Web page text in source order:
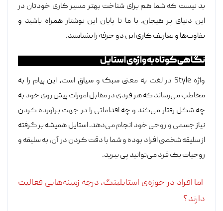
بد نیست که شما هم برای شناخت بهتر مسیر کاری خودتان در
این دنیای پر هیجان، با ما تا پایان این نوشتار همراه باشید و
تفاوت‌ها و تعاریف کاری این دو حرفه را بشناسید.
نگاهی کوتاه به واژه‌ی استایل
واژه Style در لغت به معنی سبک وسیاق است، این پیام را به
مخاطب می‌رساند که هر فردی در مقابل امورات پیش روی خود به
چه شکل رفتار می‌کند و چه اقداماتی را در جهت برآورده کردن
نیاز جسمی و روحی خود انجام می‌دهد. استایل همیشه بر گرفته
از سلیقه شخصی افراد بوده و شما با دقت کردن در آن، به سلیقه و
روحیات یک فرد می‌توانید پی ببرید.
اما افراد در حوزه‌ی استایلینگ، درچه زمینه‌هایی فعالیت
دارند؟